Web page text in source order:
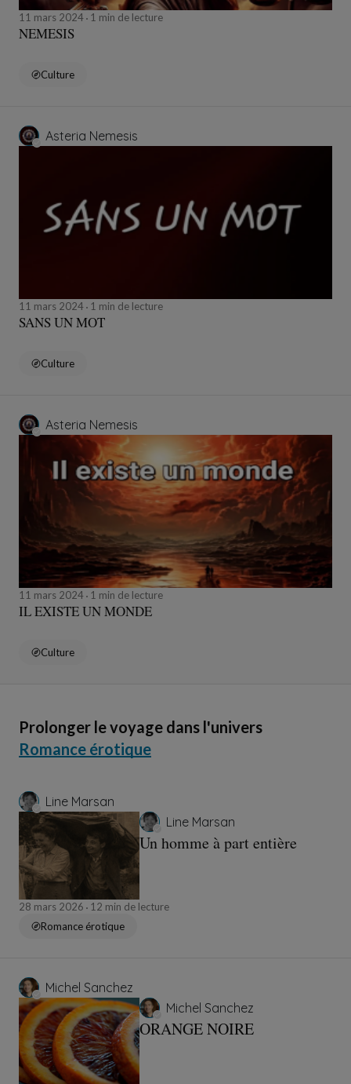
11 mars 2024 1 min de lecture
NEMESIS
Culture
Asteria Nemesis
11 mars 2024 1 min de lecture
SANS UN MOT
Culture
Asteria Nemesis
11 mars 2024 1 min de lecture
IL EXISTE UN MONDE
Culture
Prolonger le voyage dans l'univers
Romance érotique
Line Marsan
Line Marsan
Un homme à part entière
28 mars 2026
12 min de lecture
Romance érotique
Michel Sanchez
Michel Sanchez
ORANGE NOIRE